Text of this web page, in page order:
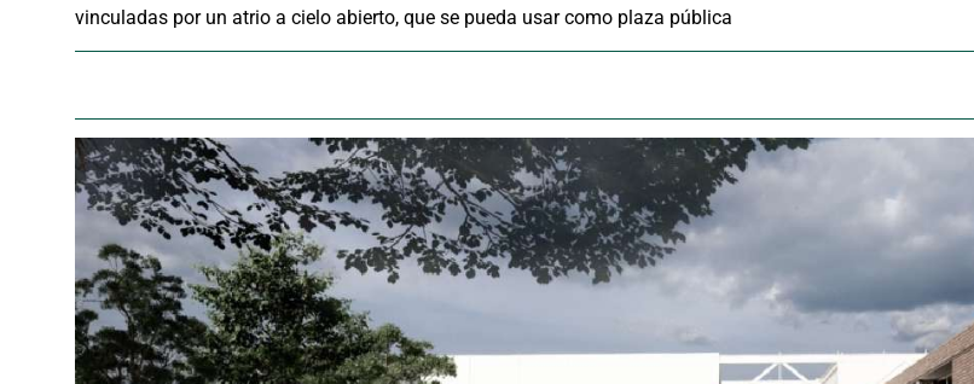
vinculadas por un atrio a cielo abierto, que se pueda usar como plaza pública